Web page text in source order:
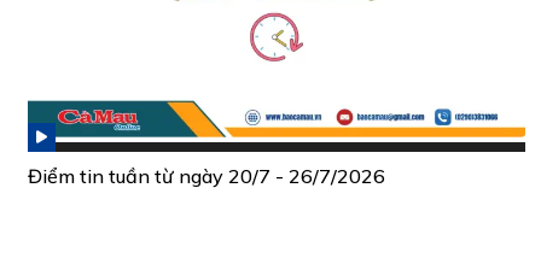
Điểm tin tuần từ ngày 20/7 - 26/7/2026